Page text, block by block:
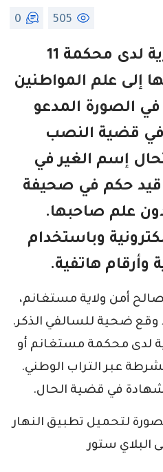
505
0
أنهت نيابة الجمهورية لدى محكمة 11
إلى علم المواطنين
الصورة المدعو
قضية النصب
إسم الغير في
حكم في صحيفة
علم صاحبها.
وباستخدام
وأرقام هاتفية.
أمن ولاية مستغانم،
ضحية للسالفي الذكر.
لدى محكمة مستغانم أو
عبر التراب الوطني.
في قضية الحال.
لتحميل تطبيق النهار
البلاي ستور